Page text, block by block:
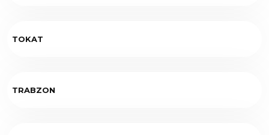
TOKAT
TRABZON